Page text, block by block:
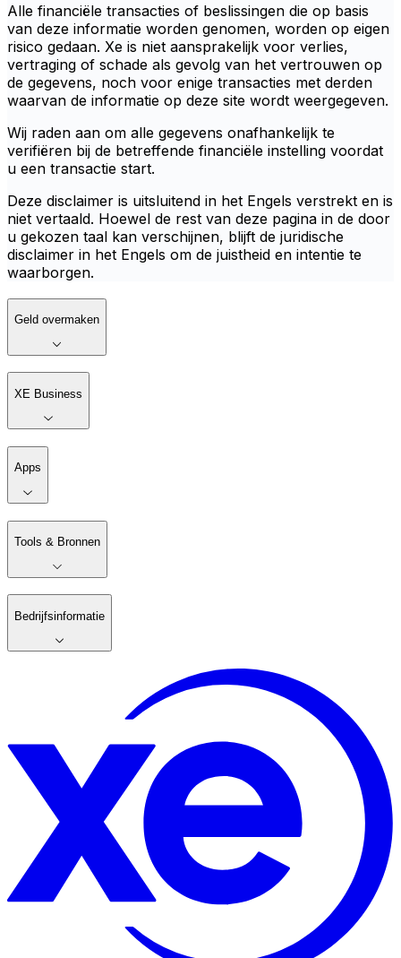
Alle financiële transacties of beslissingen die op basis
van deze informatie worden genomen, worden op eigen
risico gedaan. Xe is niet aansprakelijk voor verlies,
vertraging of schade als gevolg van het vertrouwen op
de gegevens, noch voor enige transacties met derden
waarvan de informatie op deze site wordt weergegeven.
Wij raden aan om alle gegevens onafhankelijk te
verifiëren bij de betreffende financiële instelling voordat
u een transactie start.
Deze disclaimer is uitsluitend in het Engels verstrekt en is
niet vertaald. Hoewel de rest van deze pagina in de door
u gekozen taal kan verschijnen, blijft de juridische
disclaimer in het Engels om de juistheid en intentie te
waarborgen.
Geld overmaken
XE Business
Apps
Tools & Bronnen
Bedrijfsinformatie